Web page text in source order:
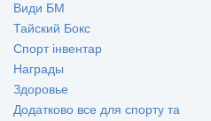
Види БМ
Тайский Бокс
Спорт інвентар
Награды
Здоровье
Додатково все для спорту та